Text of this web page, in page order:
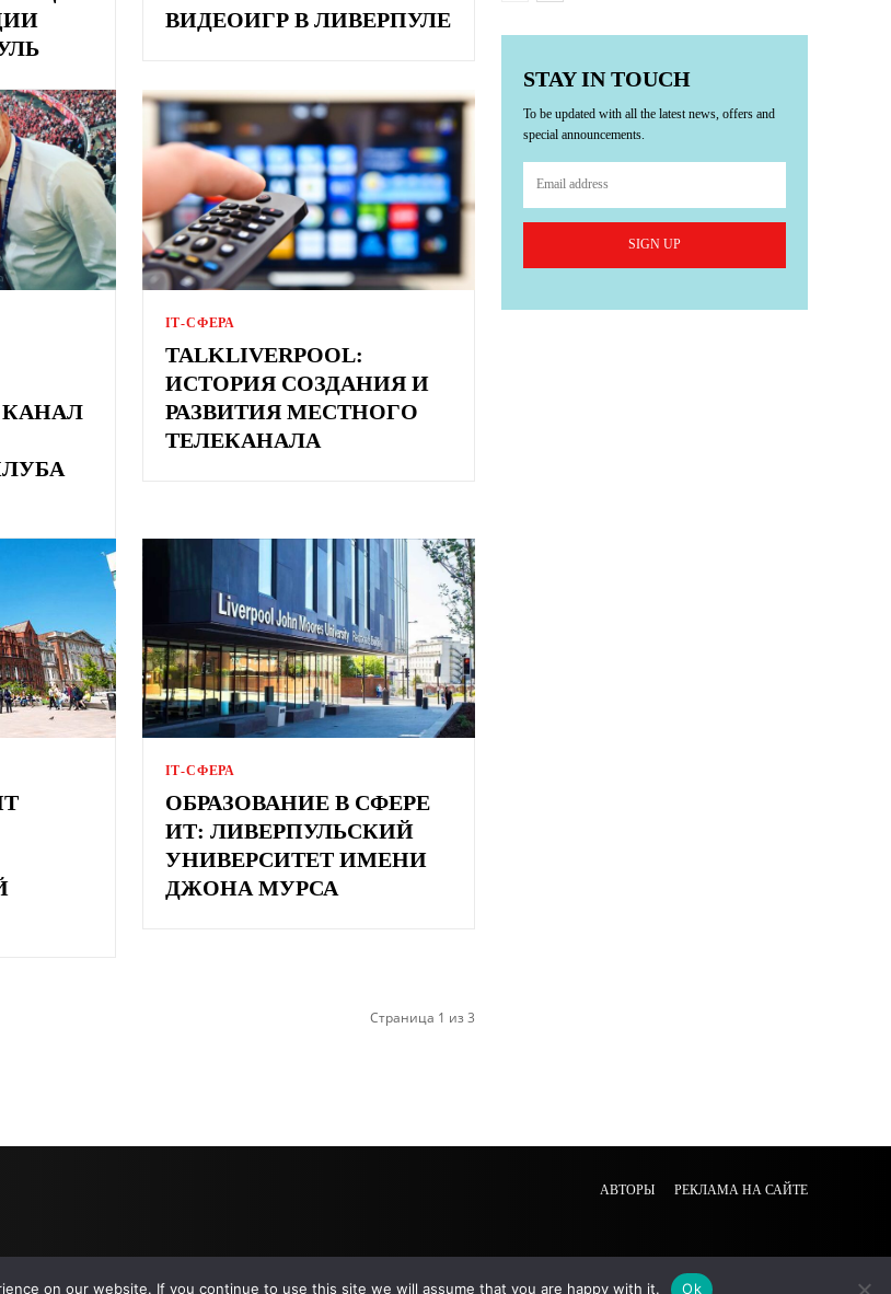
ВИДЕОИГР В ЛИВЕРПУЛЕ
ІТ-СФЕРА
TALKLIVERPOOL:
ИСТОРИЯ СОЗДАНИЯ И
РАЗВИТИЯ МЕСТНОГО
ТЕЛЕКАНАЛА
ІТ-СФЕРА
ОБРАЗОВАНИЕ В СФЕРЕ
ИТ: ЛИВЕРПУЛЬСКИЙ
УНИВЕРСИТЕТ ИМЕНИ
ДЖОНА МУРСА
Страница 1 из 3
STAY IN TOUCH
To be updated with all the latest news, offers and
special announcements.
SIGN UP
АВТОРЫ РЕКЛАМА НА САЙТЕ
on our website. If you continue to use this site we will assume that you are happy with it. Ok